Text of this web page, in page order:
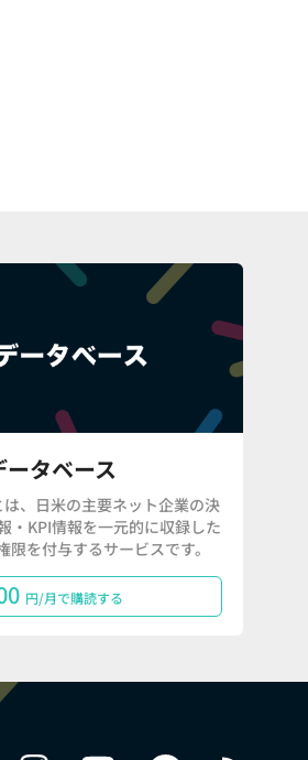
タベース
は、日米の主要ネット企業の決
・KPI情報を一元的に収録した
を付与するサービスです。
円/月で購読する